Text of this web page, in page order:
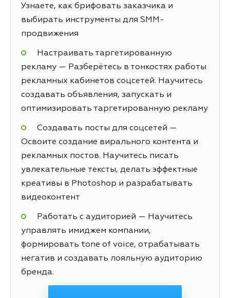
Узнаете, как брифовать заказчика и
выбирать инструменты для SMM-
продвижения
Настраивать таргетированную
рекламу — Разберётесь в тонкостях работы
рекламных кабинетов соцсетей. Научитесь
создавать объявления, запускать и
оптимизировать таргетированную рекламу
Создавать посты для соцсетей —
Освоите создание вирального контента и
рекламных постов. Научитесь писать
увлекательные тексты, делать эффектные
креативы в Photoshop и разрабатывать
видеоконтент
Работать с аудиторией — Научитесь
управлять имиджем компании,
формировать tone of voice, отрабатывать
негатив и создавать лояльную аудиторию
бренда.